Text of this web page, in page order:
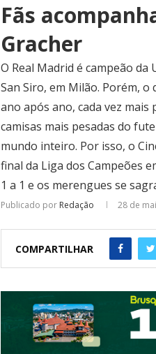
Fãs
Gracher
O Real Madrid é campeão
San Siro, em Milão. Porém,
ano após ano, cada vez
camisas mais pesadas do
mundo inteiro. Por isso, o
final da Liga dos Campeões
1 a 1 e os merengues se
Publicado por Redação 28 de
COMPARTILHAR